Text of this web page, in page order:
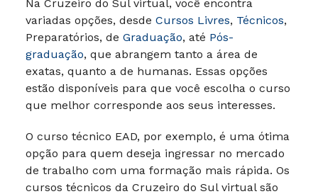
Na Cruzeiro do Sul virtual, você encontra
variadas opções, desde Cursos Livres, Técnicos,
Preparatórios, de Graduação, até Pós-
graduação, que abrangem tanto a área de
exatas, quanto a de humanas. Essas opções
estão disponíveis para que você escolha o curso
que melhor corresponde aos seus interesses.
O curso técnico EAD, por exemplo, é uma ótima
opção para quem deseja ingressar no mercado
de trabalho com uma formação mais rápida. Os
cursos técnicos da Cruzeiro do Sul virtual são